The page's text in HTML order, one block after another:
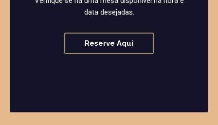
data desejadas.
Reserve Aqui